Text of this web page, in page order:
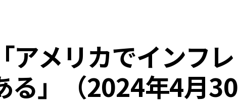
アメリカでインフレ
る」（2024年4月30